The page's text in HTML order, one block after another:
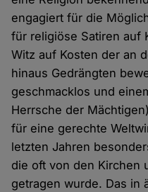
engagiert für die
für religiöse Satiren auf
Witz auf Kosten der an
hinaus Gedrängten
geschmacklos und
Herrsche der
für eine gerechte
letzten Jahren
die oft von den Kirchen
getragen wurde. Das in